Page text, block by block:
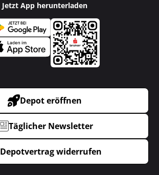
Jetzt App herunterladen
Depot eröffnen
Täglicher Newsletter
Depotvertrag widerrufen